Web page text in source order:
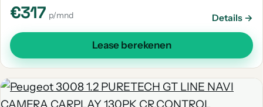
€317 p/mnd Details →
Lease berekenen